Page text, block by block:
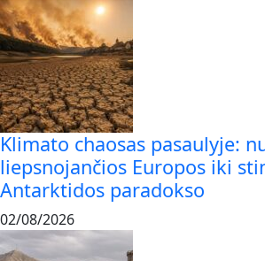
Klimato chaosas pasaulyje:
liepsnojančios Europos iki
Antarktidos paradokso
02/08/2026